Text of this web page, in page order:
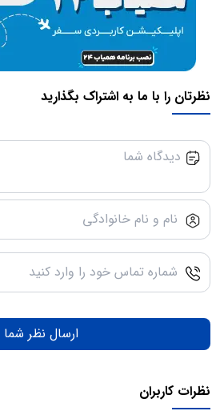
نظرتان را با ما به اشتراک بگذارید
ارسال نظر شما
نظرات کاربران